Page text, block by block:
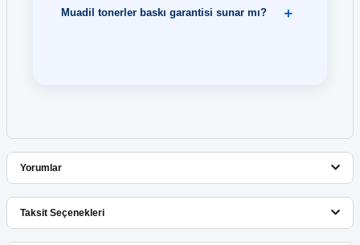
Muadil tonerler baskı garantisi sunar mı?
Yorumlar
Taksit Seçenekleri